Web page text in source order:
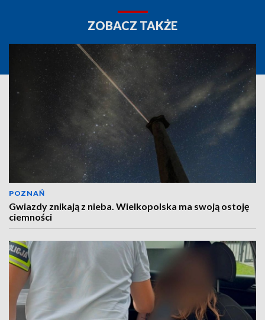
ZOBACZ TAKŻE
POZNAŃ
Gwiazdy znikają z nieba. Wielkopolska ma swoją ostoję
ciemności